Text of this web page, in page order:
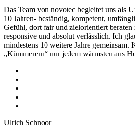
Das Team von novotec begleitet uns als
10 Jahren- beständig, kompetent,
Gefühl, dort fair und zielorientiert beraten
responsive und absolut verlässlich. Ich
mindestens 10 weitere Jahre gemeinsam.
„Kümmerern“ nur jedem wärmsten ans
Ulrich Schnoor